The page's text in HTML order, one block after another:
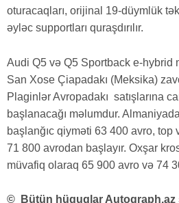
oturacaqları, orijinal 19-düymlük
əyləc supportları quraşdırılır.
Audi Q5 və Q5 Sportback e-hybrid
San Xose Çiapadakı (Meksika)
Plaginlər Avropadakı satışlarına
başlanacağı məlumdur.
başlanğıc qiyməti 63 400 avro, top
71 800 avrodan başlayır. Oxşar
müvafiq olaraq 65 900 avro və 74
© Bütün hüquqlar Autograph.az